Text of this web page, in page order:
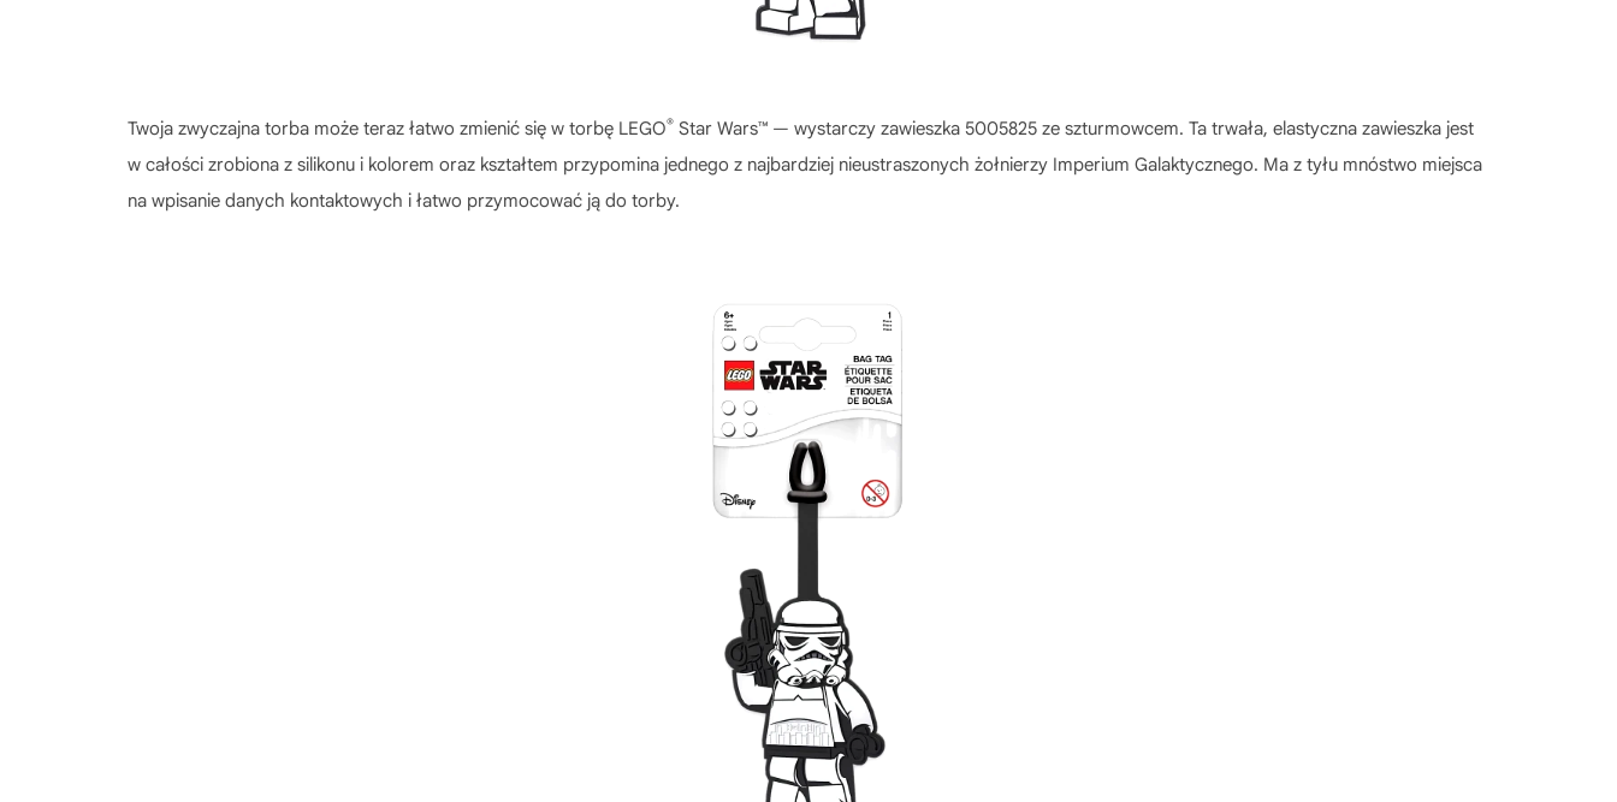
Twoja zwyczajna torba może teraz łatwo zmienić się w torbę LEGO® Star Wars™ — wystarczy zawieszka 5005825 ze szturmowcem. Ta trwała, elastyczna zawieszka jest
w całości zrobiona z silikonu i kolorem oraz kształtem przypomina jednego z najbardziej nieustraszonych żołnierzy Imperium Galaktycznego. Ma z tyłu mnóstwo miejsca
na wpisanie danych kontaktowych i łatwo przymocować ją do torby.